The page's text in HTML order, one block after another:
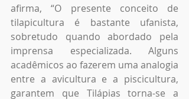
afirma, “O presente conceito de
tilapicultura é bastante ufanista,
sobretudo quando abordado pela
imprensa especializada. Alguns
acadêmicos ao fazerem uma analogia
entre a avicultura e a piscicultura,
garantem que Tilápias torna-se a